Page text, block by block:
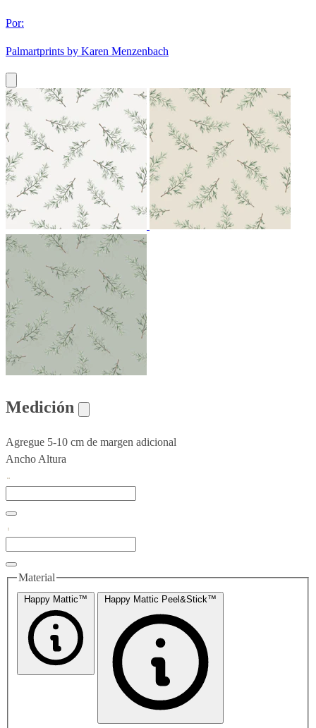
Por:
Palmartprints by Karen Menzenbach
Medición
Agregue 5-10 cm de margen adicional
Ancho Altura
Material
Happy Mattic™ Happy Mattic Peel&Stick™